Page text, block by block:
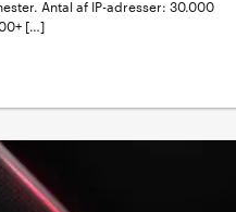
Antal af IP-adresser: 30.000
[…]